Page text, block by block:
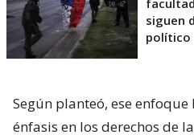
siguen
político
Según planteó, ese
énfasis en los derechos de